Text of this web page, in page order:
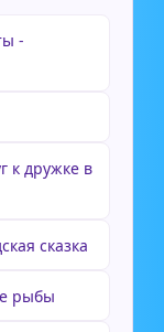
-
к дружке в
сказка
рыбы